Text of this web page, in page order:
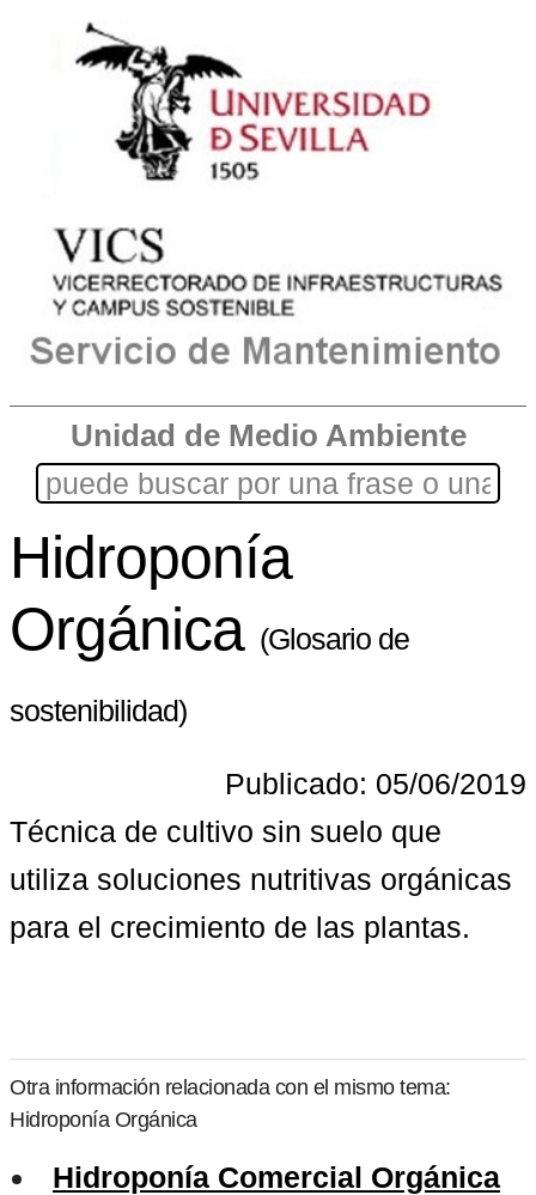
Unidad de Medio Ambiente
Hidroponía
Orgánica (Glosario de
sostenibilidad)
Publicado: 05/06/2019
Técnica de cultivo sin suelo que
utiliza soluciones nutritivas orgánicas
para el crecimiento de las plantas.
Otra información relacionada con el mismo tema:
Hidroponía Orgánica
Hidroponía Comercial Orgánica